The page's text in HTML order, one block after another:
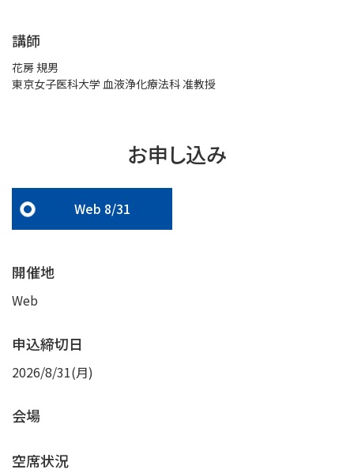
講師
花房 規男
東京女子医科大学 血液浄化療法科 准教授
お申し込み
Web 8/31
開催地
Web
申込締切日
2026/8/31(月)
会場
空席状況